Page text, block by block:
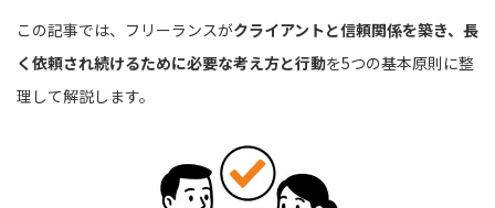
この記事では、フリーランスがクライアントと信頼関係を築き、長
く依頼され続けるために必要な考え方と行動を5つの基本原則に整
理して解説します。